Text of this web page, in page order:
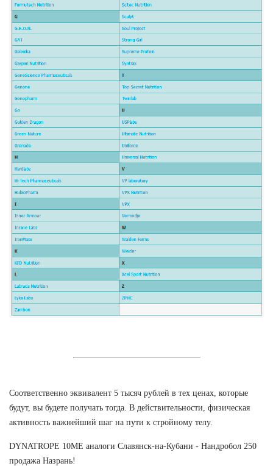
Соответственно эквивалент 5 тысяч рублей в тех ценах, которые
будут, вы будете получать тогда. В действительности, физическая
активность важнейший шаг на пути к стройному телу.
DYNATROPE 10ME аналоги Славянск-на-Кубани - Нандробол 250
продажа Назрань!